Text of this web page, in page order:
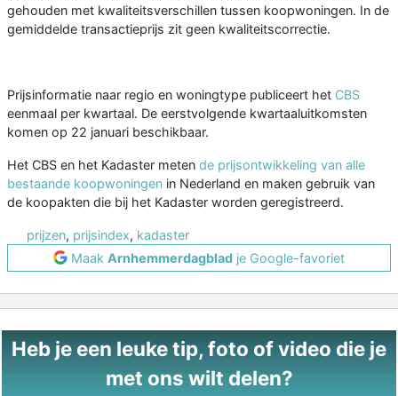
gehouden met kwaliteitsverschillen tussen koopwoningen. In de
gemiddelde transactieprijs zit geen kwaliteitscorrectie.
Prijsinformatie naar regio en woningtype publiceert het CBS
eenmaal per kwartaal. De eerstvolgende kwartaaluitkomsten
komen op 22 januari beschikbaar.
Het CBS en het Kadaster meten de prijsontwikkeling van alle
bestaande koopwoningen in Nederland en maken gebruik van
de koopakten die bij het Kadaster worden geregistreerd.
prijzen, prijsindex, kadaster
Maak Arnhemmerdagblad je Google-favoriet
Heb je een leuke tip, foto of video die je
met ons wilt delen?